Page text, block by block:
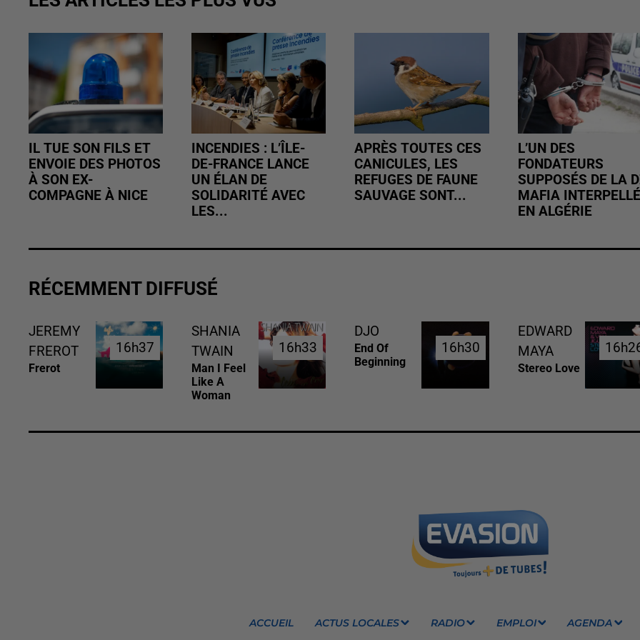
IL TUE SON FILS ET
ENVOIE DES PHOTOS
À SON EX-
COMPAGNE À NICE
INCENDIES : L’ÎLE-
DE-FRANCE LANCE
UN ÉLAN DE
SOLIDARITÉ AVEC
LES...
APRÈS TOUTES CES
CANICULES, LES
REFUGES DE FAUNE
SAUVAGE SONT...
L’UN DES
FONDATEURS
SUPPOSÉS DE LA
MAFIA INTERPELLÉ
EN ALGÉRIE
RÉCEMMENT DIFFUSÉ
JEREMY
FREROT
Frerot
16h37
16h37
SHANIA
TWAIN
Man I Feel
Like A
Woman
16h33
16h33
DJO
End Of
Beginning
16h30
16h30
EDWARD
MAYA
Stereo Love
ACCUEIL ACTUS LOCALES RADIO EMPLOI AGENDA